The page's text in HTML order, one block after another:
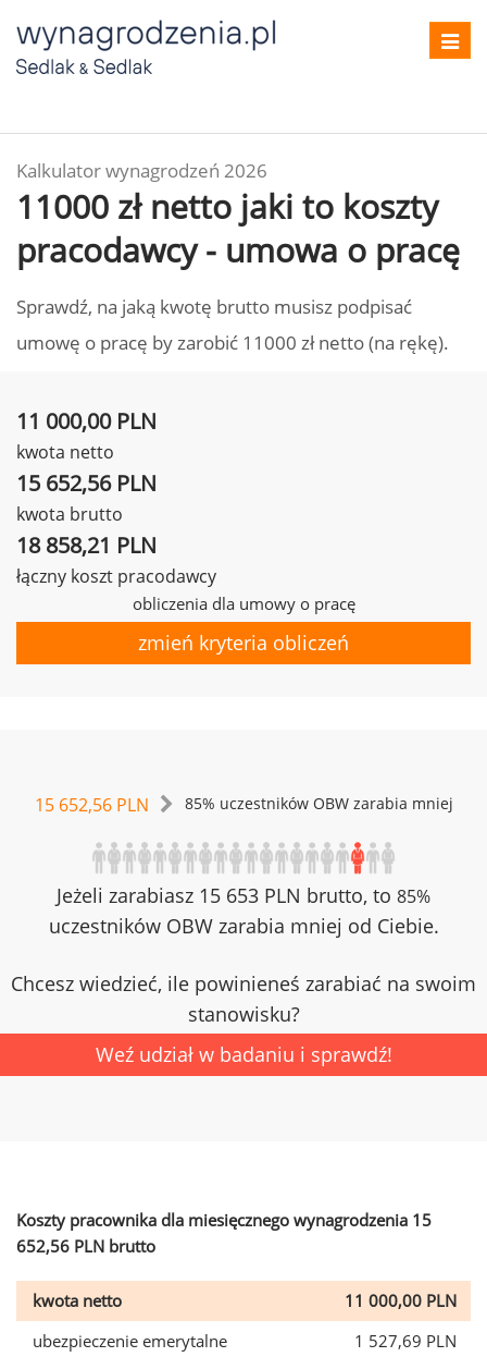
Kalkulator wynagrodzeń 2026
11000 zł netto jaki to koszty
pracodawcy - umowa o pracę
Sprawdź, na jaką kwotę brutto musisz podpisać
umowę o pracę by zarobić 11000 zł netto (na rękę).
11 000,00 PLN
kwota netto
15 652,56 PLN
kwota brutto
18 858,21 PLN
łączny koszt pracodawcy
obliczenia dla umowy o pracę
zmień kryteria obliczeń
15 652,56 PLN 85% uczestników OBW zarabia mniej
Jeżeli zarabiasz 15 653 PLN brutto, to 85%
uczestników OBW zarabia mniej od Ciebie.
Chcesz wiedzieć, ile powinieneś zarabiać na swoim
stanowisku?
Weź udział w badaniu i sprawdź!
Koszty pracownika dla miesięcznego wynagrodzenia 15
652,56 PLN brutto
kwota netto
11 000,00 PLN
ubezpieczenie emerytalne
1 527,69 PLN